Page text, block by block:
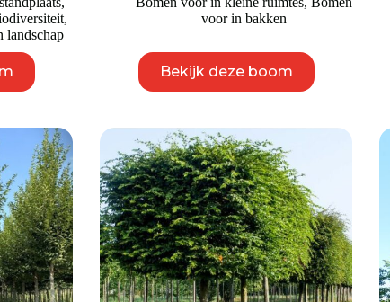
,
landschap
voor in bakken
Bekijk deze boom
product
heeft
Deze
optie
kan
gekozen
worden
op
de
productpagina